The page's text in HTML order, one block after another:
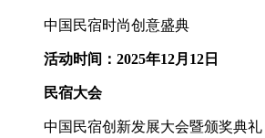
中国民宿时尚创意盛典
活动时间：2025年12月12日
民宿大会
中国民宿创新发展大会暨颁奖典礼